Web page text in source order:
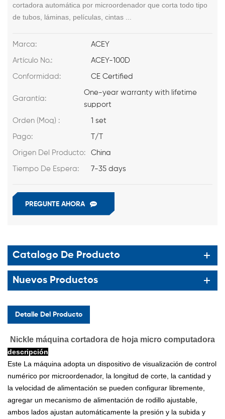
cortadora automática por microordenador que corta todo tipo
de tubos, láminas, películas, cintas ...
Marca: ACEY
Artículo No.: ACEY-100D
Conformidad: CE Certified
Garantía:
One-year warranty with lifetime
support
Orden (Moq) : 1 set
Pago: T/T
Origen Del Producto: China
Tiempo De Espera: 7-35 days
PREGUNTE AHORA
Catalogo De Producto
Nuevos Productos
Detalle Del Producto
Nickle máquina cortadora de hoja micro computadora
descripción
Este La máquina adopta un dispositivo de visualización de control
numérico por microordenador, la longitud de corte, la cantidad y
la velocidad de alimentación se pueden configurar libremente,
agregar un mecanismo de alimentación de rodillo ajustable,
ambos lados ajustan automáticamente la presión y la subida y